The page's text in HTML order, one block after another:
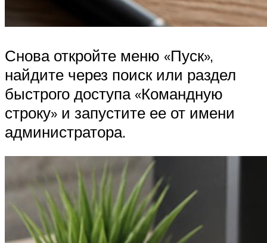
Снова откройте меню «Пуск»,
найдите через поиск или раздел
быстрого доступа «Командную
строку» и запустите ее от имени
администратора.